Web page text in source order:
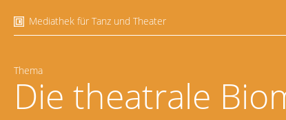
Mediathek für Tanz und Theater
Thema
Die theatrale